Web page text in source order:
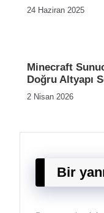
24 Haziran 2025
Minecraft
Doğru Altyapı
2 Nisan 2026
Bir